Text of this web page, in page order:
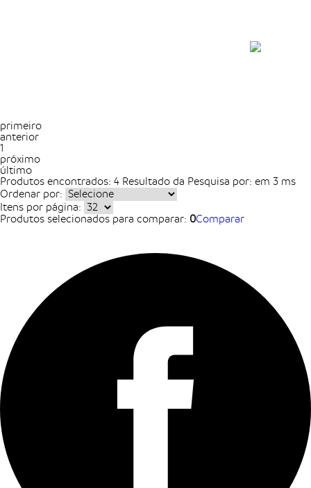
primeiro
anterior
1
próximo
último
Produtos encontrados: 4 Resultado da Pesquisa por: em 3 ms
Ordenar por:
Itens por página:
Produtos selecionados para comparar: 0Comparar